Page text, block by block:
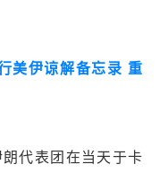
美伊谅解备忘录 重
代表团在当天于卡